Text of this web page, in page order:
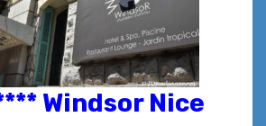
Windsor Nice